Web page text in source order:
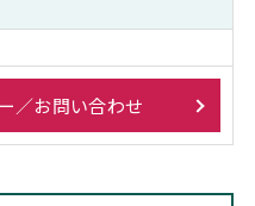
／お問い合わせ